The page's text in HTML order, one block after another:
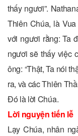
thấy ngươi”.
Thiên Chúa, là Vua
với ngươi rằng: Ta
ngươi sẽ thấy việc
ông: “Thật, Ta nói
ra, và các Thiên
Ðó là lời Chúa.
Lời nguyện tiến lễ
Lạy Chúa, nhân